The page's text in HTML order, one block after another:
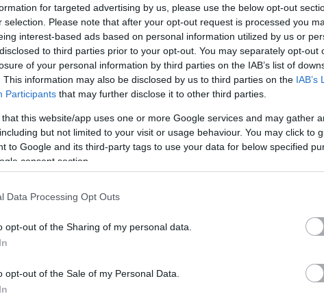
for targeted advertising by us, please use the below opt-out
selection. Please note that after your opt-out request is processed you
interest-based ads based on personal information utilized by us or
to third parties prior to your opt-out. You may separately opt-out
of your personal information by third parties on the IAB’s list of
This information may also be disclosed by us to third parties on the IAB’s
Participants that may further disclose it to other third parties.
that this website/app uses one or more Google services and may gather
but not limited to your visit or usage behaviour. You may click to
to Google and its third-party tags to use your data for below specified
consent section.
Data Processing Opt Outs
opt-out of the Sharing of my personal data.
opt-out of the Sale of my Personal Data.
vidámság, melegség. A megelégedettség, de az újra
a nyílt, derűs, optimista emberek kedvelik, míg a
A köldökcsakra színe, amelyet szintén a
és a másokhoz való viszonnyal társítanak: megfelelő
szárnyal a kreativitásunk, és megfelelően nyilvánítunk
2024
2024
2024
2024
2024
Tovább